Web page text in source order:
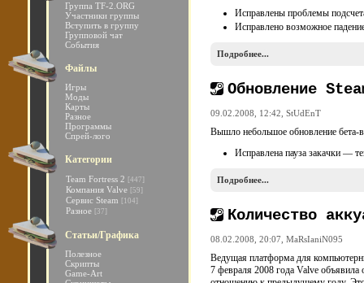
Исправлены проблемы
Исправлено возможное
Подробнее...
Обновление
09.02.2008, 12:42, StUdEnT
Вышло небольшое обновление бета-
Исправлена пауза закачки —
Подробнее...
Количество
08.02.2008, 20:07, MaRsIaniN095
Ведущая платформа для
7 февраля 2008 года Valve
Группа TF-2.ORG
Участники группы
Вступить в группу
Групповой чат
События
Файлы
Игры
Моды
Карты
Разное
Программы
Спрей-лого
Категории
Team Fortress 2 [447]
Компания Valve [59]
Сервис Steam [104]
Разное [37]
Статьи/Графика
Полезное
Скрипты
Game-Art